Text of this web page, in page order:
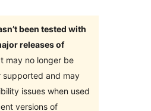
been tested with
releases of
may no longer be
supported and may
issues when used
versions of